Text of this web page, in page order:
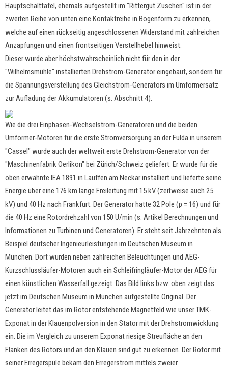
Hauptschalttafel, ehemals aufgestellt im "Rittergut Züschen" ist in der
zweiten Reihe von unten eine Kontaktreihe in Bogenform zu erkennen,
welche auf einen rückseitig angeschlossenen Widerstand mit zahlreichen
Anzapfungen und einen frontseitigen Verstellhebel hinweist.
Dieser wurde aber höchstwahrscheinlich nicht für den in der
"Wilhelmsmühle" installierten Drehstrom-Generator eingebaut, sondern für
die Spannungsverstellung des Gleichstrom-Generators im Umformersatz
zur Aufladung der Akkumulatoren (s. Abschnitt 4).
Wie die drei Einphasen-Wechselstrom-Generatoren und die beiden
Umformer-Motoren für die erste Stromversorgung an der Fulda in unserem
"Cassel" wurde auch der weltweit erste Drehstrom-Generator von der
"Maschinenfabrik Oerlikon" bei Zürich/Schweiz geliefert. Er wurde für die
oben erwähnte IEA 1891 in Lauffen am Neckar installiert und lieferte seine
Energie über eine 176 km lange Freileitung mit 15 kV (zeitweise auch 25
kV) und 40 Hz nach Frankfurt. Der Generator hatte 32 Pole (p = 16) und für
die 40 Hz eine Rotordrehzahl von 150 U/min (s. Artikel Berechnungen und
Informationen zu Turbinen und Generatoren). Er steht seit Jahrzehnten als
Beispiel deutscher Ingenieurleistungen im Deutschen Museum in
München. Dort wurden neben zahlreichen Beleuchtungen und AEG-
Kurzschlussläufer-Motoren auch ein Schleifringläufer-Motor der AEG für
einen künstlichen Wasserfall gezeigt. Das Bild links bzw. oben zeigt das
jetzt im Deutschen Museum in München aufgestellte Original. Der
Generator leitet das im Rotor entstehende Magnetfeld wie unser TMK-
Exponat in der Klauenpolversion in den Stator mit der Drehstromwicklung
ein. Die im Vergleich zu unserem Exponat riesige Streufläche an den
Flanken des Rotors und an den Klauen sind gut zu erkennen. Der Rotor mit
seiner Erregerspule bekam den Erregerstrom mittels zweier